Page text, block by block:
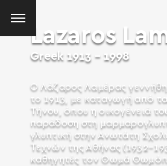
Lazaros
Greek 1913 - 1998
Ο Λάζαρος Λαμέρας
το 1913, με καταγωγή από τα
Τήνου, όπου η οικογένειά
παράδοση στη
γλυπτική στην Ανωτάτη
Τεχνών της Αθήνας
καθηγητές τον Θωμά